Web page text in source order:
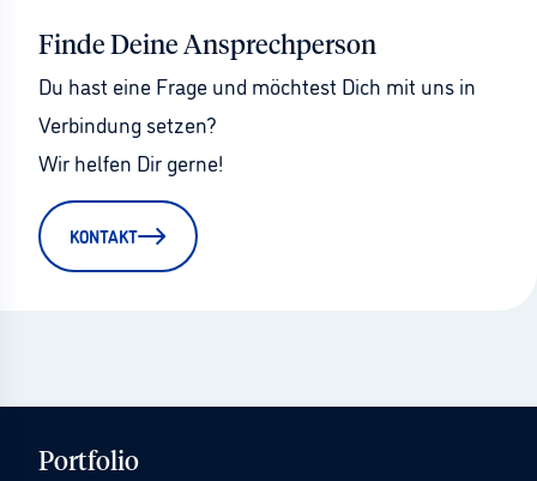
Finde Deine Ansprechperson
Du hast eine Frage und möchtest Dich mit uns in
Verbindung setzen?
Wir helfen Dir gerne!
KONTAKT
Portfolio